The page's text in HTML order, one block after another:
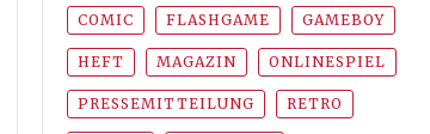
COMIC FLASHGAME GAMEBOY
HEFT MAGAZIN ONLINESPIEL
PRESSEMITTEILUNG RETRO